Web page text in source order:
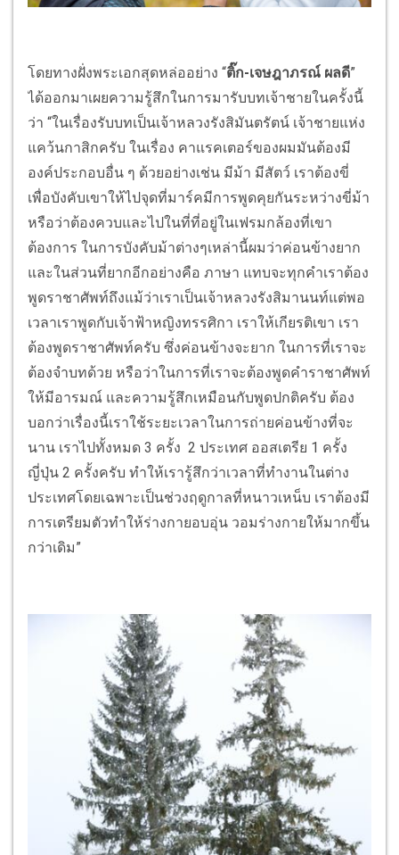
โดยทางฝั่งพระเอกสุดหล่ออย่าง “ติ๊ก-เจษฎาภรณ์ ผลดี”
ได้ออกมาเผยความรู้สึกในการมารับบทเจ้าชายในครั้งนี้
ว่า “ในเรื่องรับบทเป็นเจ้าหลวงรังสิมันตรัตน์ เจ้าชายแห่ง
แคว้นกาสิกครับ ในเรื่อง คาแรคเตอร์ของผมมันต้องมี
องค์ประกอบอื่น ๆ ด้วยอย่างเช่น มีม้า มีสัตว์ เราต้องขี่
เพื่อบังคับเขาให้ไปจุดที่มาร์คมีการพูดคุยกันระหว่างขี่ม้า
หรือว่าต้องควบและไปในที่ที่อยู่ในเฟรมกล้องที่เขา
ต้องการ ในการบังคับม้าต่างๆเหล่านี้ผมว่าค่อนข้างยาก
และในส่วนที่ยากอีกอย่างคือ ภาษา แทบจะทุกคำเราต้อง
พูดราชาศัพท์ถึงแม้ว่าเราเป็นเจ้าหลวงรังสิมานนท์แต่พอ
เวลาเราพูดกับเจ้าฟ้าหญิงทรรศิกา เราให้เกียรติเขา เรา
ต้องพูดราชาศัพท์ครับ ซึ่งค่อนข้างจะยาก ในการที่เราจะ
ต้องจำบทด้วย หรือว่าในการที่เราจะต้องพูดคำราชาศัพท์
ให้มีอารมณ์ และความรู้สึกเหมือนกับพูดปกติครับ ต้อง
บอกว่าเรื่องนี้เราใช้ระยะเวลาในการถ่ายค่อนข้างที่จะ
นาน เราไปทั้งหมด 3 ครั้ง 2 ประเทศ ออสเตรีย 1 ครั้ง
ญี่ปุ่น 2 ครั้งครับ ทำให้เรารู้สึกว่าเวลาที่ทำงานในต่าง
ประเทศโดยเฉพาะเป็นช่วงฤดูกาลที่หนาวเหน็บ เราต้องมี
การเตรียมตัวทำให้ร่างกายอบอุ่น วอมร่างกายให้มากขึ้น
กว่าเดิม”